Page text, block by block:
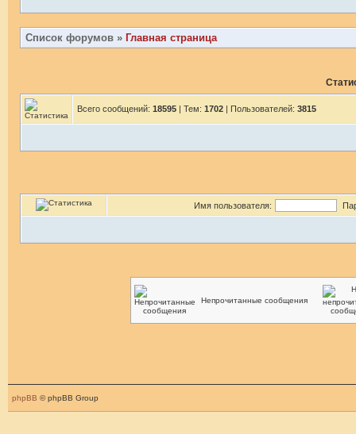
Список форумов » Главная страница
Всего сообщений: 18595 | Тем: 1702 | Пользователей: 3815
Имя пользователя:
Непрочитанные сообщения
phpBB © phpBB Group